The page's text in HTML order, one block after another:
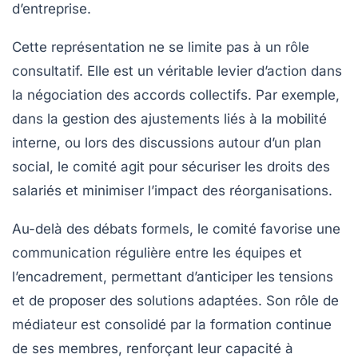
d’entreprise.
Cette représentation ne se limite pas à un rôle
consultatif. Elle est un véritable levier d’action dans
la négociation des accords collectifs. Par exemple,
dans la gestion des ajustements liés à la mobilité
interne, ou lors des discussions autour d’un plan
social, le comité agit pour sécuriser les droits des
salariés et minimiser l’impact des réorganisations.
Au-delà des débats formels, le comité favorise une
communication régulière entre les équipes et
l’encadrement, permettant d’anticiper les tensions
et de proposer des solutions adaptées. Son rôle de
médiateur est consolidé par la formation continue
de ses membres, renforçant leur capacité à